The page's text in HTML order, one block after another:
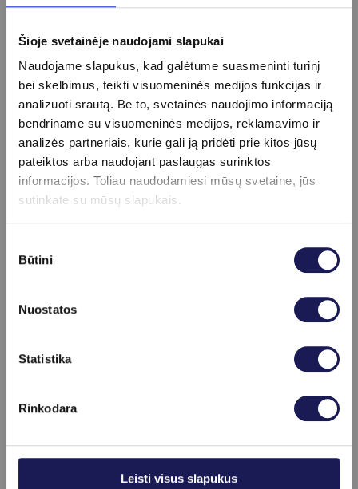
Šioje svetainėje naudojami slapukai
Naudojame slapukus, kad galėtume suasmeninti turinį
bei skelbimus, teikti visuomeninės medijos funkcijas ir
analizuoti srautą. Be to, svetainės naudojimo informaciją
bendriname su visuomeninės medijos, reklamavimo ir
analizės partneriais, kurie gali ją pridėti prie kitos jūsų
pateiktos arba naudojant paslaugas surinktos
informacijos. Toliau naudodamiesi mūsų svetaine, jūs
sutinkate su mūsų slapukais.
pasirinkimas
Būtini
Nuostatos
Statistika
Rinkodara
Leisti visus slapukus
vasaros metu
Kasdienė odos priežiūros rutina vasaros
metu turėtų būti paprasta, bet nuosekli, nes
šiuo laikotarpiu oda patiria didesnį aplinkos
poveikį. Pagrindinis tinkamos odos
priežiūros rutinos tikslas yra palaikyti odos
barjerinę funkciją, užtikrinti tinkamą
drėgmės balansą ir apsaugoti nuo saulės
Ryte oda turėtų būti švelniai nuvaloma, kad
būtų pašalinti per naktį susikaupę riebalai
ir prakaitas. Tam naudojami lengvi
prausikliai, kurie nepažeidžia natūralaus
odos apsauginio sluoksnio. Po prausimosi
svarbu naudoti drėkinamąją priemonę, kuri
padeda palaikyti odos elastingumą bei
paruošia odą aplinkos veiksnių poveikiui
dienos metu.
Svarbiausias rytinės rutinos žingsnis yra